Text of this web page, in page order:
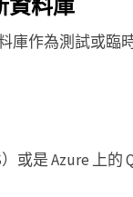
資料庫
作為測試或臨
或是 Azure 上